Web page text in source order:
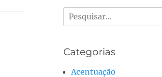
Pesquisar
por:
Categorias
Acentuação